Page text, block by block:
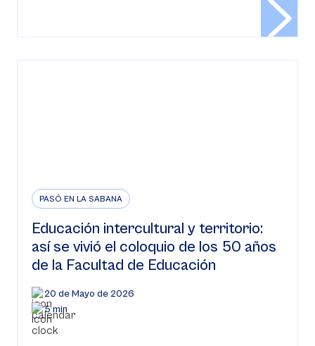
PASÓ EN LA SABANA
Educación intercultural y territorio:
así se vivió el coloquio de los 50 años
de la Facultad de Educación
20 de Mayo de 2026
5 min